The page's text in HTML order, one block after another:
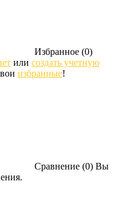
Избранное (0)
или создать учетную
избранные!
Сравнение (0) Вы